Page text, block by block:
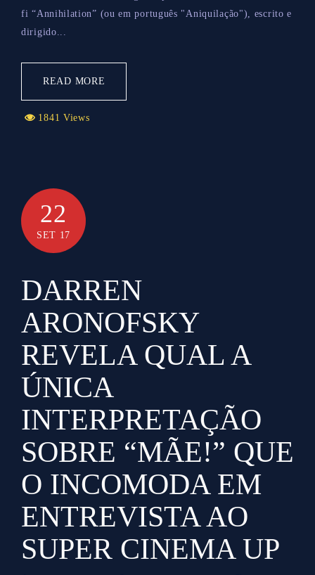
fi “Annihilation” (ou em português "Aniquilação"), escrito e
dirigido...
READ MORE
1841 Views
22
SET 17
DARREN
ARONOFSKY
REVELA QUAL A
ÚNICA
INTERPRETAÇÃO
SOBRE “MÃE!” QUE
O INCOMODA EM
ENTREVISTA AO
SUPER CINEMA UP